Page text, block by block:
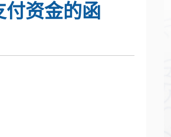
付资金的函